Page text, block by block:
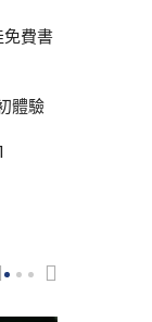
費書
體驗